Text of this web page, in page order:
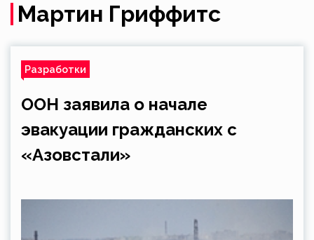
Мартин Гриффитс
Разработки
ООН заявила о начале
эвакуации гражданских с
«Азовстали»